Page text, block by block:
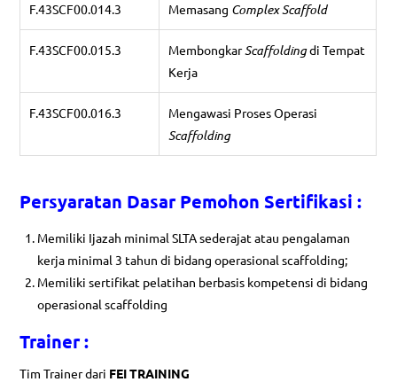
F.43SCF00.014.3 Memasang Complex Scaffold
F.43SCF00.015.3 MembongkarScaffoldingdi Tempat
Kerja
F.43SCF00.016.3 Mengawasi Proses Operasi
Scaffolding
Persyaratan Dasar Pemohon Sertifikasi :
Memiliki Ijazah minimal SLTA sederajat atau pengalaman
kerja minimal 3 tahun di bidang operasional scaffolding;
Memiliki sertifikat pelatihan berbasis kompetensi di bidang
operasional scaffolding
Trainer :
Tim Trainer dari FEI TRAINING